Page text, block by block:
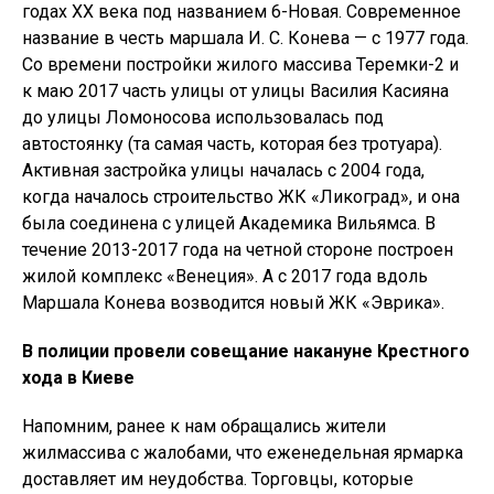
годах XX века под названием 6-Новая. Современное
название в честь маршала И. С. Конева — с 1977 года.
Со времени постройки жилого массива Теремки-2 и
к маю 2017 часть улицы от улицы Василия Касияна
до улицы Ломоносова использовалась под
автостоянку (та самая часть, которая без тротуара).
Активная застройка улицы началась с 2004 года,
когда началось строительство ЖК «Ликоград», и она
была соединена с улицей Академика Вильямса. В
течение 2013-2017 года на четной стороне построен
жилой комплекс «Венеция». А с 2017 года вдоль
Маршала Конева возводится новый ЖК «Эврика».
В полиции провели совещание накануне Крестного
хода в Киеве
Напомним, ранее к нам обращались жители
жилмассива с жалобами, что еженедельная ярмарка
доставляет им неудобства. Торговцы, которые